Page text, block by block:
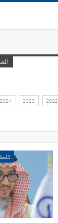
2024 2023 2022